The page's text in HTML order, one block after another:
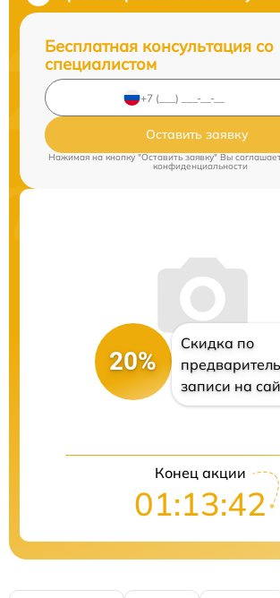
Бесплатная консультация со
специалистом
Оставить заявку
Нажимая на кнопку "Оставить заявку" Вы
конфиденциальности
20%
Скидка по
записи на
Конец акции
01:13:42